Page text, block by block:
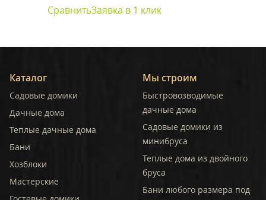
СравнитьЗаявка в 1 клик
Каталог
Садовые домики
Дачные дома
Теплые дачные дома
Бани
Хозблоки
Мастерские
Мы строим
Быстровозводимые
дачные дома
Садовые домики из
минибруса
Теплые дома из двойного
бруса
Бани любого размера под